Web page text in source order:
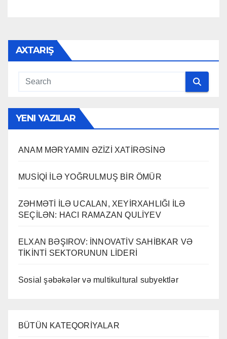
AXTARIŞ
YENI YAZILAR
ANAM MƏRYAMIN ƏZİZİ XATİRƏSİNƏ
MUSİQİ İLƏ YOĞRULMUŞ BİR ÖMÜR
ZƏHMƏTİ İLƏ UCALAN, XEYİRXAHLIĞI İLƏ
SEÇİLƏN: HACI RAMAZAN QULİYEV
ELXAN BƏŞIROV: İNNOVATİV SAHİBKAR VƏ
TİKİNTİ SEKTORUNUN LİDERİ
Sosial şəbəkələr və multikultural subyektlər
BÜTÜN KATEQORİYALAR